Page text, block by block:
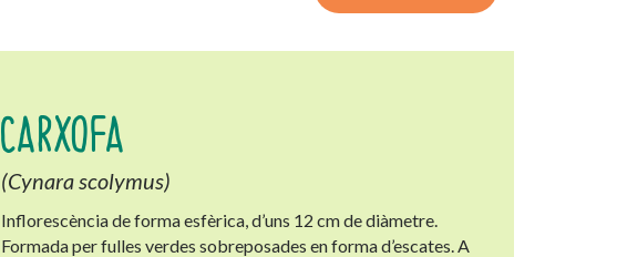
CARXOFA
(Cynara scolymus)
Inflorescència de forma esfèrica, d’uns 12 cm de diàmetre.
Formada per fulles verdes sobreposades en forma d’escates. A